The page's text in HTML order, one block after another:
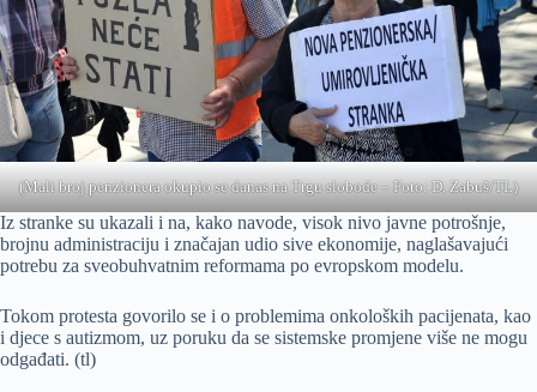
(Mali broj penzionera okupio se danas na Trgu slobode – Foto: D. Zabuš/TL)
Iz stranke su ukazali i na, kako navode, visok nivo javne potrošnje,
brojnu administraciju i značajan udio sive ekonomije, naglašavajući
potrebu za sveobuhvatnim reformama po evropskom modelu.
Tokom protesta govorilo se i o problemima onkoloških pacijenata, kao
i djece s autizmom, uz poruku da se sistemske promjene više ne mogu
odgađati. (tl)